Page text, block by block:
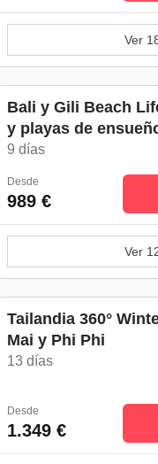
Ver
Bali y Gili Beach
y playas de
9 días
Desde
989 €
Ver
De noviembre a mayo
Tailandia 360°
Mai y Phi Phi
13 días
Desde
1.349 €